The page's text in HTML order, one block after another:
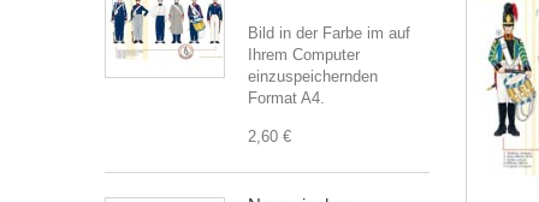
Bild in der Farbe im auf
Ihrem Computer
einzuspeichernden
Format A4.
2,60 €